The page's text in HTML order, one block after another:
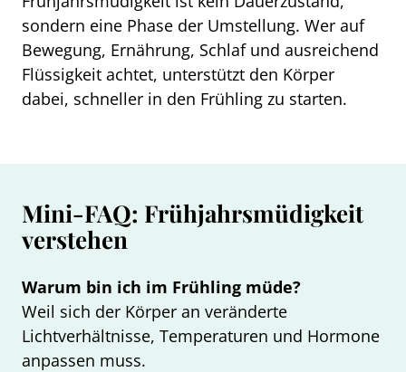
sondern eine Phase der Umstellung. Wer auf
Bewegung, Ernährung, Schlaf und ausreichend
Flüssigkeit achtet, unterstützt den Körper
dabei, schneller in den Frühling zu starten.
Mini-FAQ: Frühjahrsmüdigkeit
verstehen
Warum bin ich im Frühling müde?
Weil sich der Körper an veränderte
Lichtverhältnisse, Temperaturen und Hormone
anpassen muss.